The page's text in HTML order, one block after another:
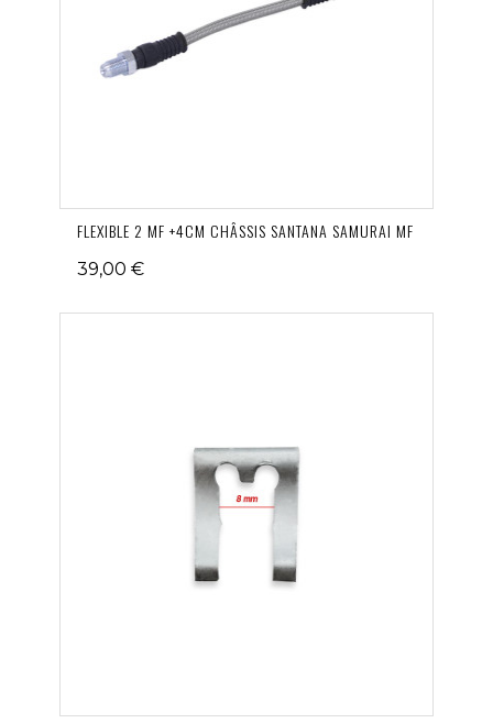
FLEXIBLE 2 MF +4CM CHÂSSIS SANTANA SAMURAI MF
39,00 €